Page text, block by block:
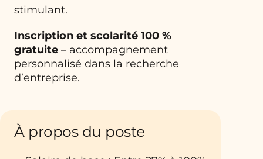
stimulant.
Inscription et scolarité 100 %
gratuite – accompagnement
personnalisé dans la recherche
d’entreprise.
À propos du poste